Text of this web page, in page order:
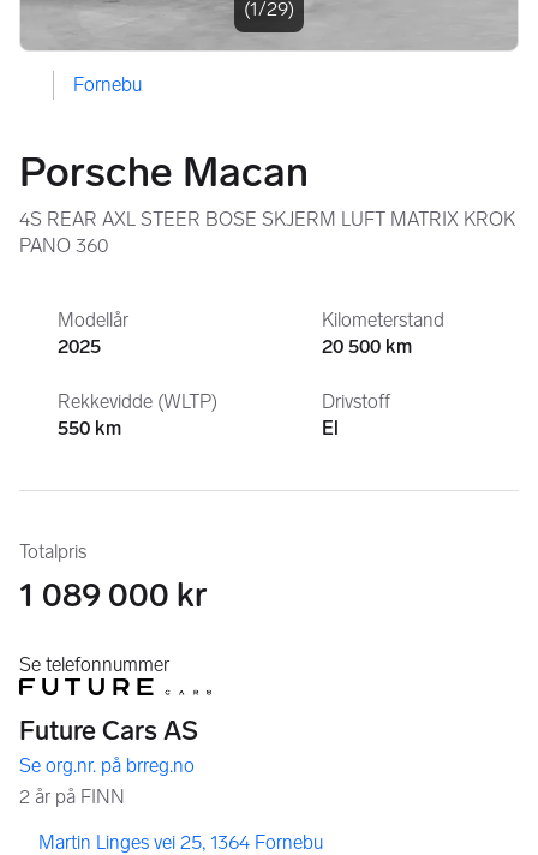
(1/29)
Fornebu
Porsche Macan
4S REAR AXL STEER BOSE SKJERM LUFT MATRIX KROK
PANO 360
Modellår
2025
Kilometerstand
20 500 km
Rekkevidde (WLTP)
550 km
Drivstoff
El
Totalpris
1 089 000 kr
,
Martin Linges vei 25, 1364 Fornebu